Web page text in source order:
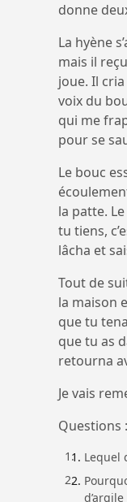
donne
La hyène
mais il
joue. Il
voix du
qui me
pour se
Le bouc
la patte.
tu tiens,
lâcha et
Tout de
la maison
que tu
que tu as
retourna
Je vais
Questions :
Lequel
d’argile